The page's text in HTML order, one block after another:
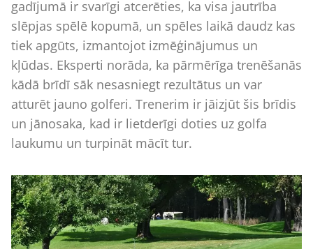
gadījumā ir svarīgi atcerēties, ka visa jautrība
slēpjas spēlē kopumā, un spēles laikā daudz kas
tiek apgūts, izmantojot izmēģinājumus un
kļūdas. Eksperti norāda, ka pārmērīga trenēšanās
kādā brīdī sāk nesasniegt rezultātus un var
atturēt jauno golferi. Trenerim ir jāizjūt šis brīdis
un jānosaka, kad ir lietderīgi doties uz golfa
laukumu un turpināt mācīt tur.